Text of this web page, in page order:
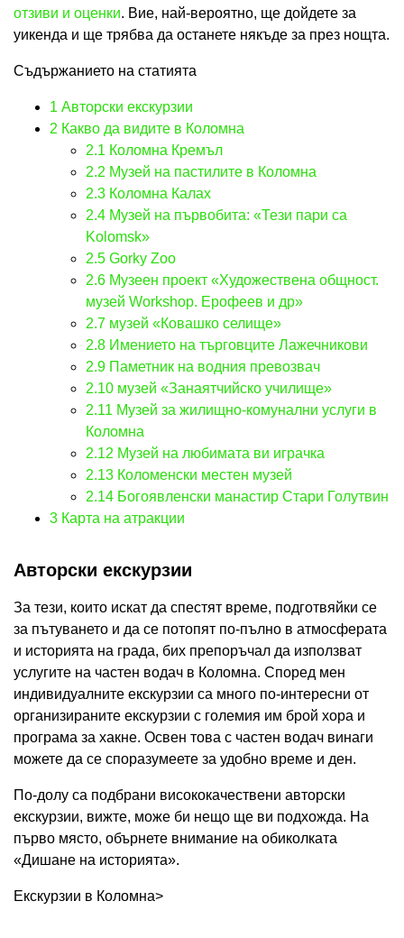
отзиви и оценки. Вие, най-вероятно, ще дойдете за
уикенда и ще трябва да останете някъде за през нощта.
Съдържанието на статията
1 Авторски екскурзии
2 Какво да видите в Коломна
2.1 Коломна Кремъл
2.2 Музей на пастилите в Коломна
2.3 Коломна Калах
2.4 Музей на първобита: «Тези пари са
Kolomsk»
2.5 Gorky Zoo
2.6 Музеен проект «Художествена общност.
музей Workshop. Ерофеев и др»
2.7 музей «Ковашко селище»
2.8 Имението на търговците Лажечникови
2.9 Паметник на водния превозвач
2.10 музей «Занаятчийско училище»
2.11 Музей за жилищно-комунални услуги в
Коломна
2.12 Музей на любимата ви играчка
2.13 Коломенски местен музей
2.14 Богоявленски манастир Стари Голутвин
3 Карта на атракции
Авторски екскурзии
За тези, които искат да спестят време, подготвяйки се
за пътуването и да се потопят по-пълно в атмосферата
и историята на града, бих препоръчал да използват
услугите на частен водач в Коломна. Според мен
индивидуалните екскурзии са много по-интересни от
организираните екскурзии с големия им брой хора и
програма за хакне. Освен това с частен водач винаги
можете да се споразумеете за удобно време и ден.
По-долу са подбрани висококачествени авторски
екскурзии, вижте, може би нещо ще ви подхожда. На
първо място, обърнете внимание на обиколката
«Дишане на историята».
Екскурзии в Коломна>